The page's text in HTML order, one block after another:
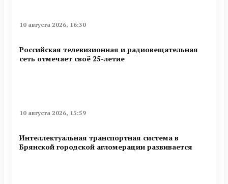
10 августа 2026, 16:30
Российская телевизионная и радиовещательная
сеть отмечает своё 25-летие
10 августа 2026, 15:59
Интеллектуальная транспортная система в
Брянской городской агломерации развивается